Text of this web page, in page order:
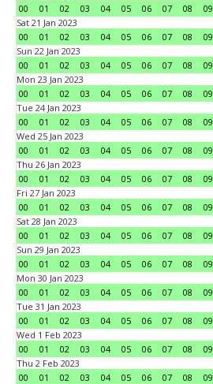
00
01 02 03 04 05 06 07 08 09
Sat 21 Jan 2023
00
01 02 03 04 05 06 07 08 09
Sun 22 Jan 2023
00
01 02 03 04 05 06 07 08 09
Mon 23 Jan 2023
00
01 02 03 04 05 06 07 08 09
Tue 24 Jan 2023
00
01 02 03 04 05 06 07 08 09
Wed 25 Jan 2023
00
01 02 03 04 05 06 07 08 09
Thu 26 Jan 2023
00
01 02 03 04 05 06 07 08 09
Fri 27 Jan 2023
00
01 02 03 04 05 06 07 08 09
Sat 28 Jan 2023
00
01 02 03 04 05 06 07 08 09
Sun 29 Jan 2023
00
01 02 03 04 05 06 07 08 09
Mon 30 Jan 2023
00
01 02 03 04 05 06 07 08 09
Tue 31 Jan 2023
00
01 02 03 04 05 06 07 08 09
Wed 1 Feb 2023
00
01 02 03 04 05 06 07 08 09
Thu 2 Feb 2023
00
01 02 03 04 05 06 07 08 09